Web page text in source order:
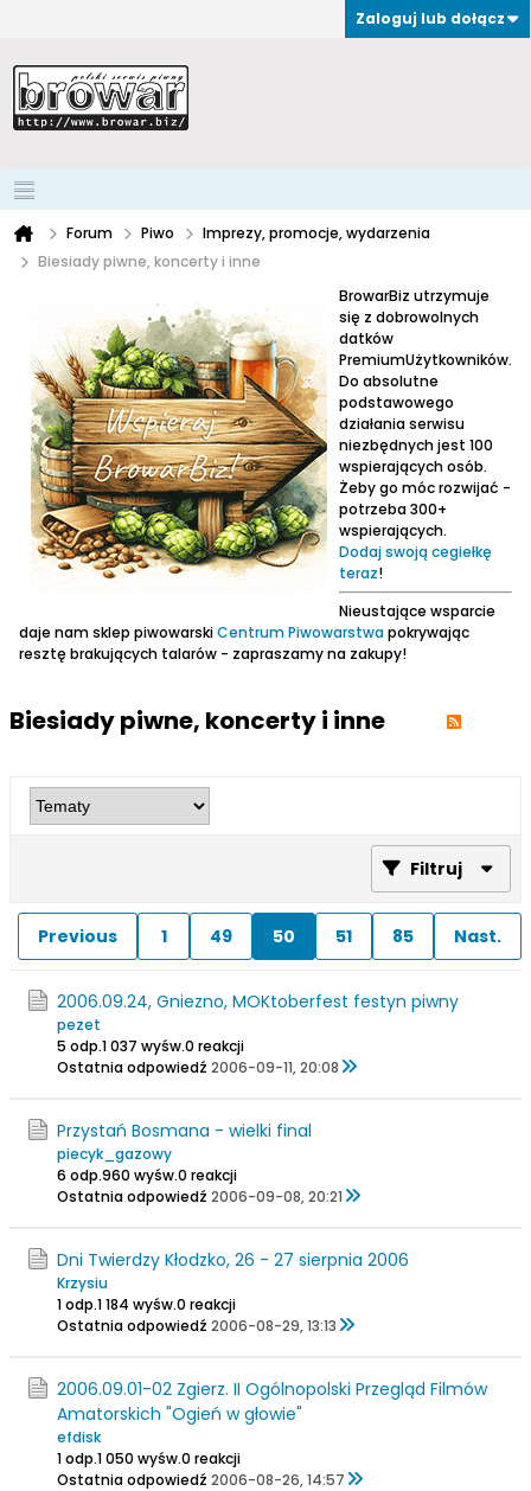
Zaloguj lub dołącz
Forum Piwo
Imprezy, promocje, wydarzenia
Biesiady piwne, koncerty i inne
BrowarBiz utrzymuje
się z dobrowolnych
datków
PremiumUżytkowników.
Do absolutne
podstawowego
działania serwisu
niezbędnych jest 100
wspierających osób.
Żeby go móc rozwijać -
potrzeba 300+
wspierających.
Dodaj swoją cegiełkę
teraz!
Nieustające wsparcie
daje nam sklep piwowarskiCentrum Piwowarstwapokrywając
resztę brakujących talarów - zapraszamy na zakupy!
Biesiady piwne, koncerty i inne
Filtruj
Previous 1 49 50 51 85 Nast.
2006.09.24, Gniezno, MOKtoberfest festyn piwny
pezet
5 odp.1 037 wyśw.0 reakcji
Ostatnia odpowiedź 2006-09-11, 20:08
Przystań Bosmana - wielki final
piecyk_gazowy
6 odp.960 wyśw.0 reakcji
Ostatnia odpowiedź 2006-09-08, 20:21
Dni Twierdzy Kłodzko, 26 - 27 sierpnia 2006
Krzysiu
1 odp.1 184 wyśw.0 reakcji
Ostatnia odpowiedź 2006-08-29, 13:13
2006.09.01-02 Zgierz. II Ogólnopolski Przegląd Filmów
Amatorskich "Ogień w głowie"
efdisk
1 odp.1 050 wyśw.0 reakcji
Ostatnia odpowiedź 2006-08-26, 14:57